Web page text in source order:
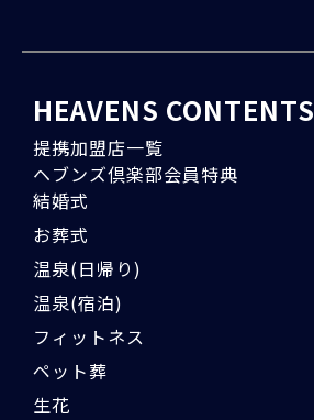
HEAVENS CONTENTS
提携加盟店一覧
ヘブンズ倶楽部会員特典
結婚式
お葬式
温泉(日帰り)
温泉(宿泊)
フィットネス
ペット葬
生花